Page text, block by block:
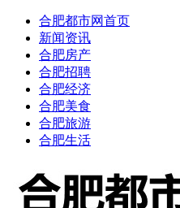
合肥都市网首页
新闻资讯
合肥房产
合肥招聘
合肥经济
合肥美食
合肥旅游
合肥生活